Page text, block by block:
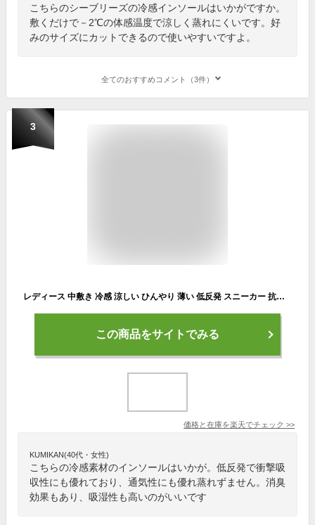
こちらのシーブリーズの冷感インソールはいかがですか。
敷くだけで－2℃の体感温度で涼しく蒸れにくいです。好
みのサイズにカットできるので使いやすいですよ。
全てのおすすめコメント（3件）
3
レディース 中敷き 冷感 涼しい ひんやり 薄い 低反発 スニーカー 抗菌 防臭 インソール 8足入り 素足 パンプス インソール 汗 消臭 中敷 運動靴 素足用 長靴 足の臭い対策 放湿 吸湿 素足 衝撃吸収 クッション性 薄手 立ち仕事 メンズ 通気性
この商品をサイトでみる
価格と在庫を楽天でチェック >>
KUMIKAN(40代・女性)
こちらの冷感素材のインソールはいかが。低反発で衝撃吸
収性にも優れており、通気性にも優れ蒸れずません。消臭
効果もあり、吸湿性も高いのがいいです